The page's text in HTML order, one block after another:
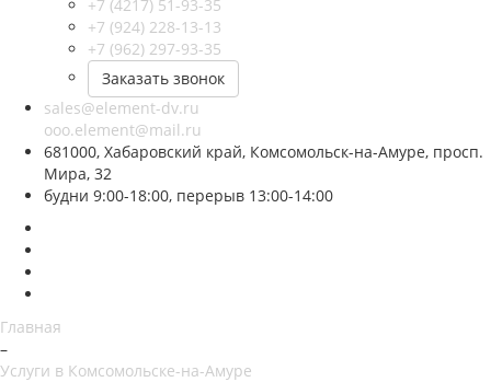
+7 (4217) 51-93-35
+7 (924) 228-13-13
+7 (962) 297-93-35
Заказать звонок
sales@element-dv.ru
ooo.element@mail.ru
681000, Хабаровский край, Комсомольск-на-Амуре, просп.
Мира, 32
будни 9:00-18:00, перерыв 13:00-14:00
Главная
–
Услуги в Комсомольске-на-Амуре